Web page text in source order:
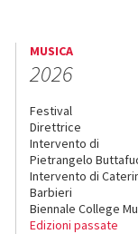
MUSICA
2026
Festival
Direttrice
Intervento di
Pietrangelo
Intervento di
Barbieri
Biennale College
Edizioni passate